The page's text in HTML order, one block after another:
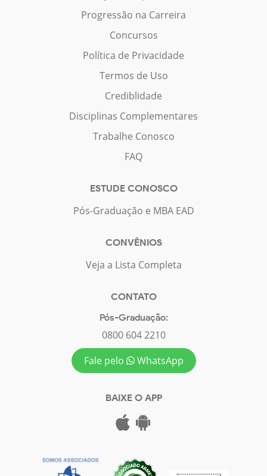
Progressão na Carreira
Concursos
Política de Privacidade
Termos de Uso
Crediblidade
Disciplinas Complementares
Trabalhe Conosco
FAQ
ESTUDE CONOSCO
Pós-Graduação e MBA EAD
CONVÊNIOS
Veja a Lista Completa
CONTATO
Pós-Graduação:
0800 604 2210
Fale pelo
WhatsApp
BAIXE O APP